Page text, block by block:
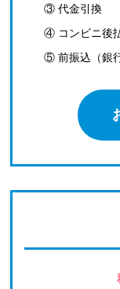
③ 代金引換
④ コンビニ後
⑤ 前振込（銀